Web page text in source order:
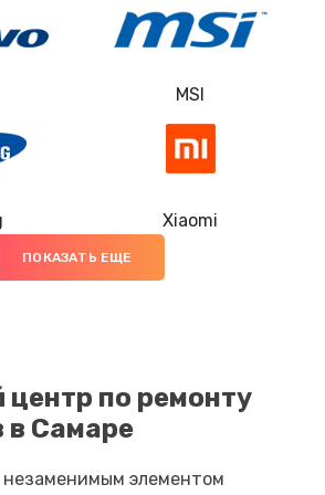
Замена шлейфа
1250 руб.
кнопки Home
дисплея (экрана)
Замена корпуса
3000 руб.
Заказать
MSI
Xiaomi
ПОКАЗАТЬ ЕЩЕ
по ремонту
в Самаре
элементом